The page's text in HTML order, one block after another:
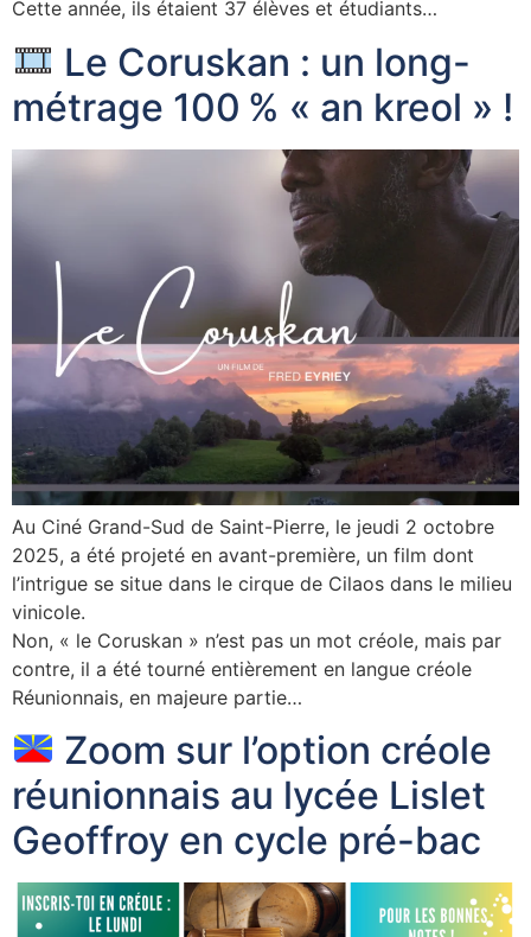
Cette année, ils étaient 37 élèves et étudiants…
Le Coruskan : un long-
métrage 100 % « an kreol » !
Au Ciné Grand-Sud de Saint-Pierre, le jeudi 2 octobre
2025, a été projeté en avant-première, un film dont
l’intrigue se situe dans le cirque de Cilaos dans le milieu
vinicole.
Non, « le Coruskan » n’est pas un mot créole, mais par
contre, il a été tourné entièrement en langue créole
Réunionnais, en majeure partie…
Zoom sur l’option créole
réunionnais au lycée Lislet
Geoffroy en cycle pré-bac